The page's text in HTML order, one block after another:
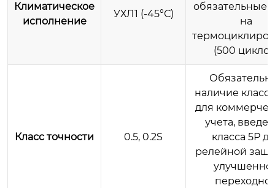
Климатическое
исполнение
УХЛ1 (-45°С)
обязательные
на
(500
Класс точности 0.5, 0.2S
наличие
для
учета,
класса 5Р
релейной